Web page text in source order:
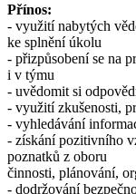
Přínos:
- využití nabytých
ke splnění úkolu
- přizpůsobení se na
i v týmu
- uvědomit si
- využití zkušenosti,
- vyhledávání
- získání pozitivního
poznatků z
činnosti, plánování,
- dodržování